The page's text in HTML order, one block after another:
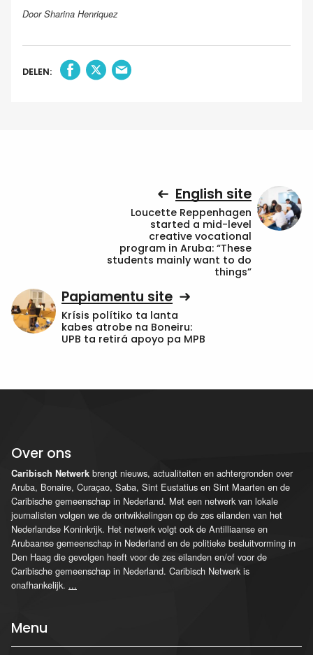
Door Sharina Henriquez
DELEN:
English site
Loucette Reppenhagen
started a mid-level
creative vocational
program in Aruba: “These
students mainly want to do
things”
Papiamentu site
Krísis polítiko ta lanta
kabes atrobe na Boneiru:
UPB ta retirá apoyo pa MPB
Over ons
Caribisch Netwerk brengt nieuws, actualiteiten en achtergronden over
Aruba, Bonaire, Curaçao, Saba, Sint Eustatius en Sint Maarten en de
Caribische gemeenschap in Nederland. Met een netwerk van lokale
journalisten volgen we de ontwikkelingen op de zes eilanden van het
Nederlandse Koninkrijk. Het netwerk volgt ook de Antilliaanse en
Arubaanse gemeenschap in Nederland en de politieke besluitvorming in
Den Haag die gevolgen heeft voor de zes eilanden en/of voor de
Caribische gemeenschap in Nederland. Caribisch Netwerk is
onafhankelijk. ...
Menu